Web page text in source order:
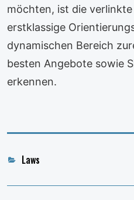
möchten, ist die verlinkte
erstklassige
dynamischen Bereich
besten Angebote sowie
erkennen.
Categories
Laws